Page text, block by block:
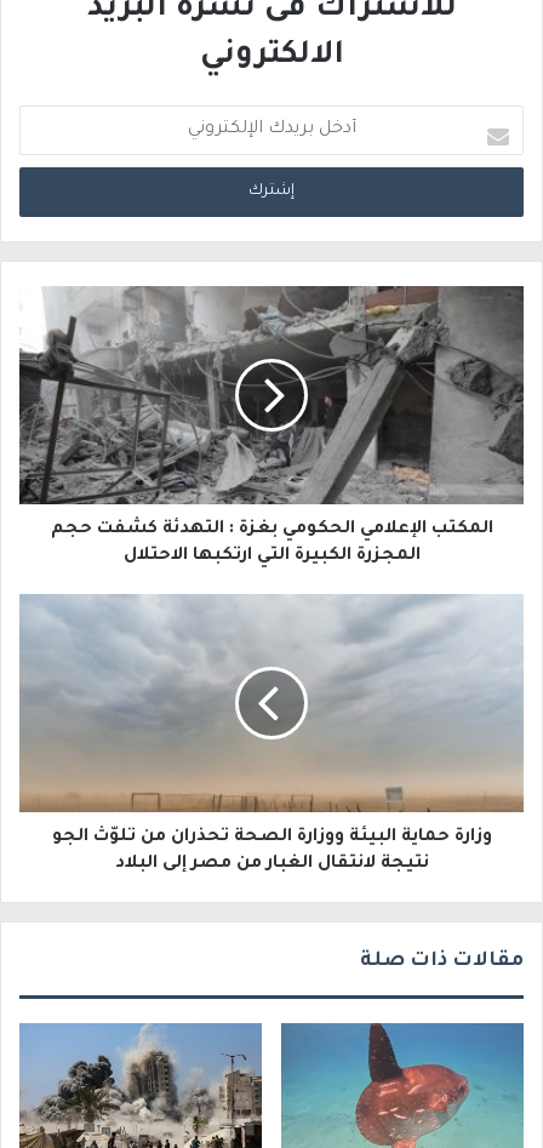
للاشتراك فى نشرة البريد
الالكتروني
د
خ
ر
ي
د
ك
ا
إ
و
المكتب الإعلامي الحكومي بغزة : التهدئة كشفت حجم
المجزرة الكبيرة التي ارتكبها الاحتلال
وزارة حماية البيئة ووزارة الصحة تحذران من تلوّث الجو
نتيجة لانتقال الغبار من مصر إلى البلاد
مقالات ذات صلة